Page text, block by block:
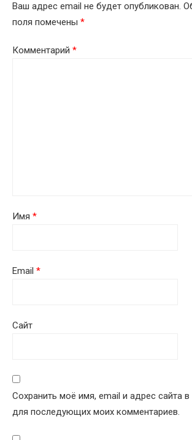
Ваш адрес email не будет опубликован.
поля помечены *
Комментарий *
Имя *
Email *
Сайт
Сохранить моё имя, email и адрес сайта в
для последующих моих комментариев.